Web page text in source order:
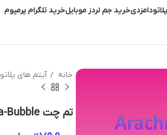
دامزدیخرید جم لردز موبایلخرید تلگرام پرمیوم
خانه آیتم های پلاتو
تم چت Arachnida-Bubble